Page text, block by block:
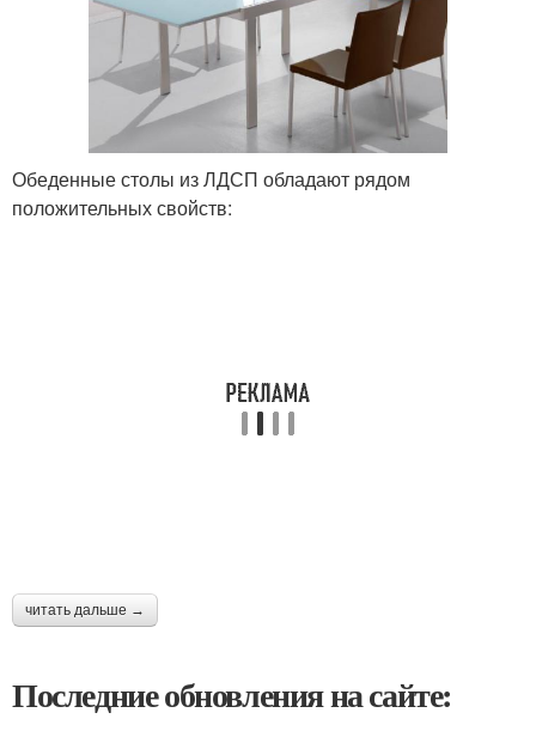
Обеденные столы из ЛДСП обладают рядом
положительных свойств:
читать дальше →
Последние обновления на сайте: